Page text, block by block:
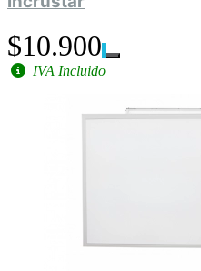
$10.900
IVA Incluido